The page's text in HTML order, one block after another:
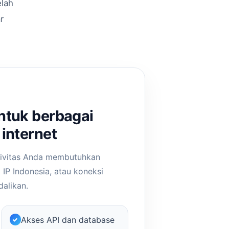
berbagai
Anda membutuhkan
Indonesia, atau koneksi
✓ Akses API dan database